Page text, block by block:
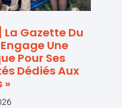
La Gazette Du
Une
Pour Ses
Dédiés Aux
»